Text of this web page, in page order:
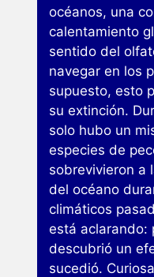
océanos, una
calentamiento
sentido del
navegar en los
supuesto, esto
su extinción.
solo hubo un
especies de
sobrevivieron a
del océano
climáticos
está aclarando:
descubrió un
sucedió.